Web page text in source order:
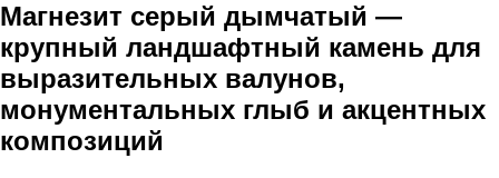
Магнезит серый дымчатый —
крупный ландшафтный камень для
выразительных валунов,
монументальных глыб и акцентных
композиций